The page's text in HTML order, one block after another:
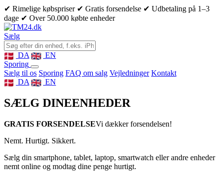
✔ Rimelige købspriser ✔ Gratis forsendelse ✔ Udbetaling på 1–3
dage ✔ Over 50.000 købte enheder
Sælg
DA
EN
Sporing
Sælg til os Sporing FAQ om salg Vejledninger Kontakt
DA
EN
SÆLG DINEENHEDER
GRATIS FORSENDELSEVi dækker forsendelsen!
Nemt. Hurtigt. Sikkert.
Sælg din smartphone, tablet, laptop, smartwatch eller andre enheder
nemt online og modtag dine penge hurtigt.